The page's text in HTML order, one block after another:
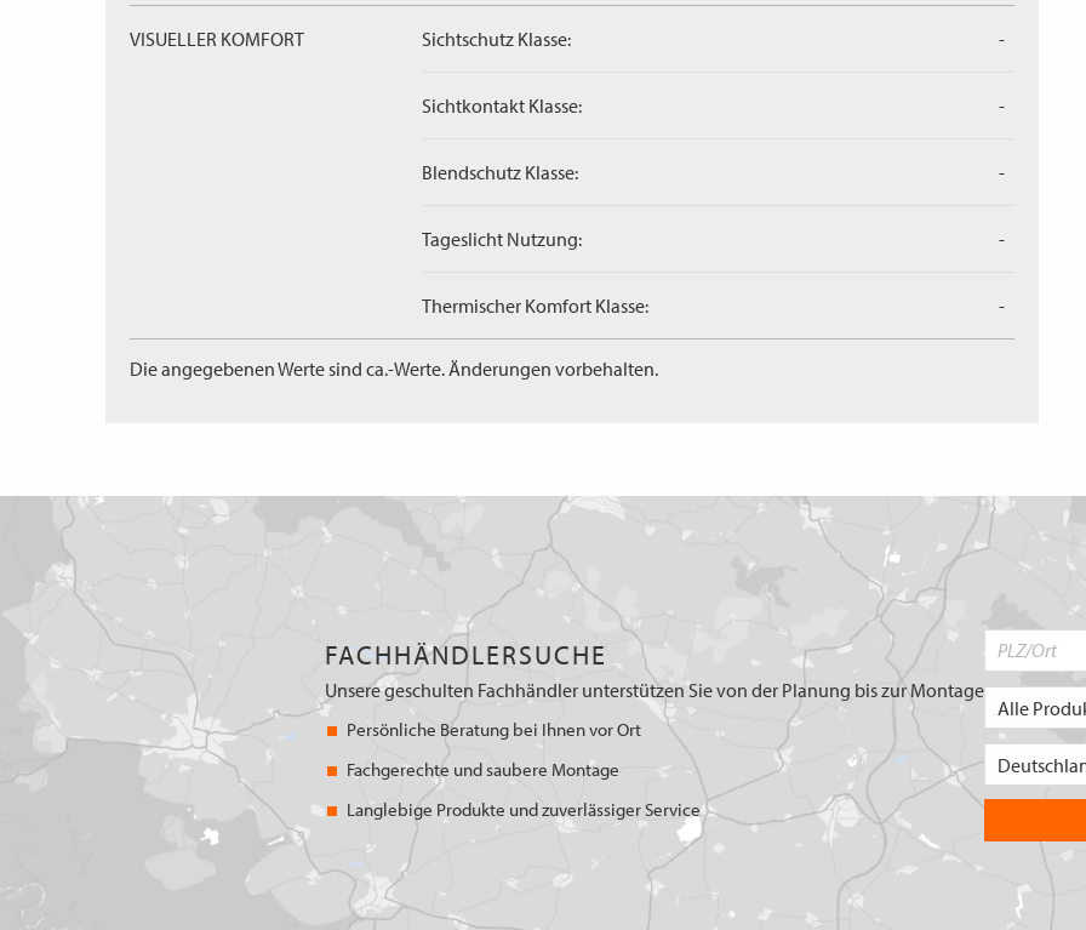
VISUELLER KOMFORT Sichtschutz Klasse: -
Sichtkontakt Klasse: -
Blendschutz Klasse: -
Tageslicht Nutzung: -
Thermischer Komfort Klasse: -
Die angegebenen Werte sind ca.-Werte. Änderungen vorbehalten.
FACHHÄNDLERSUCHE
Unsere geschulten Fachhändler unterstützen Sie von der Planung bis zur Montage
Persönliche Beratung bei Ihnen vor Ort
Fachgerechte und saubere Montage
Langlebige Produkte und zuverlässiger Service